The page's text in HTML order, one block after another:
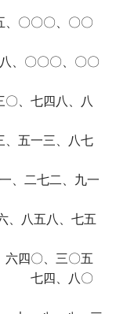
〇〇、〇〇
〇、〇〇
七四八、八
三、八七
二、九一
五八、七五
〇、三〇五
四、八〇